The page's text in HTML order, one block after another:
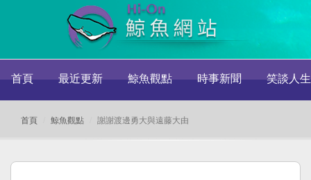
首頁 最近更新 鯨魚觀點 時事新聞 笑談人生
首頁 鯨魚觀點 謝謝渡邊勇大與遠藤大由